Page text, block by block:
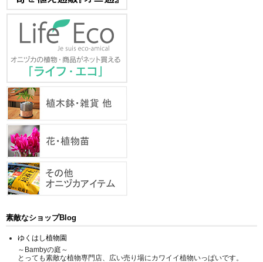
素敵なショップBlog
ゆくはし植物園
～Bambyの庭～
とっても素敵な植物専門店、広い売り場にカワイイ植物いっぱいです。